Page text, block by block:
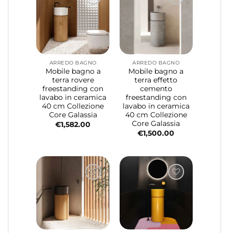
ARREDO BAGNO
Mobile bagno a
terra rovere
freestanding con
lavabo in ceramica
40 cm Collezione
Core Galassia
€1,582.00
ARREDO BAGNO
Mobile bagno a
terra effetto
cemento
freestanding con
lavabo in ceramica
40 cm Collezione
Core Galassia
€1,500.00